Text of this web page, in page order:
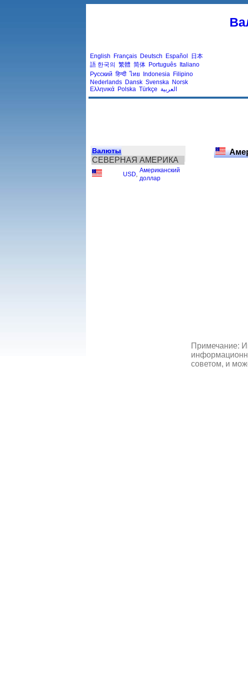
English Français Deutsch Español
日本
語 한국의 繁體 简体 Português Italiano
Русский हिन्दी ไทย Indonesia Filipino
Nederlands Dansk Svenska Norsk
Ελληνικά Polska Türkçe العربية
Валюты
СЕВЕРНАЯ АМЕРИКА
USD
Американский
доллар
Примечание:
советом, и